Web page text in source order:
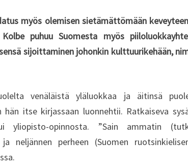
S
N
6
.
2
.
myös olemisen sietämättömään
puhuu Suomesta myös
sijoittaminen johonkin kulttuurikehään,
venäläistä yläluokkaa ja äitinsä
itse kirjassaan luonnehtii. Ratkaiseva
yliopisto-opinnosta. ”Sain ammatin
neljännen perheen (Suomen